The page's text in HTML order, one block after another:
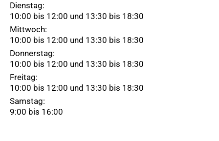
Dienstag:
10:00 bis 12:00 und 13:30 bis 18:30
Mittwoch:
10:00 bis 12:00 und 13:30 bis 18:30
Donnerstag:
10:00 bis 12:00 und 13:30 bis 18:30
Freitag:
10:00 bis 12:00 und 13:30 bis 18:30
Samstag:
9:00 bis 16:00